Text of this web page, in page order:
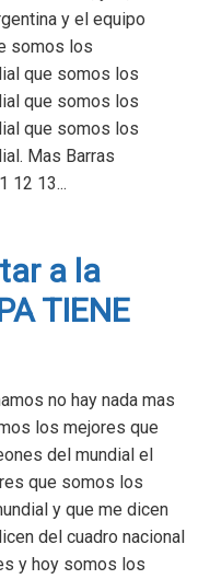
y el equipo
somos los
que somos los
que somos los
que somos los
Mas Barras
12 13...
a la
TIENE
no hay nada mas
los mejores que
del mundial el
que somos los
y que me dicen
del cuadro nacional
y hoy somos los